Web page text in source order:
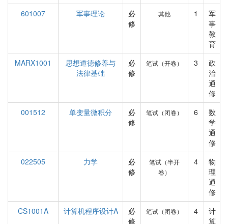
601007
军事理论
必
修
其他 1
军
事
教
育
MARX1001
思想道德修养与
法律基础
必
修
笔试（开卷） 3
政
治
通
修
001512
单变量微积分
必
修
笔试（闭卷） 6
数
学
通
修
022505
力学
必
修
笔试（半开
卷）
4
物
理
通
修
CS1001A
计算机程序设计A
必
修
笔试（闭卷） 4
计
算